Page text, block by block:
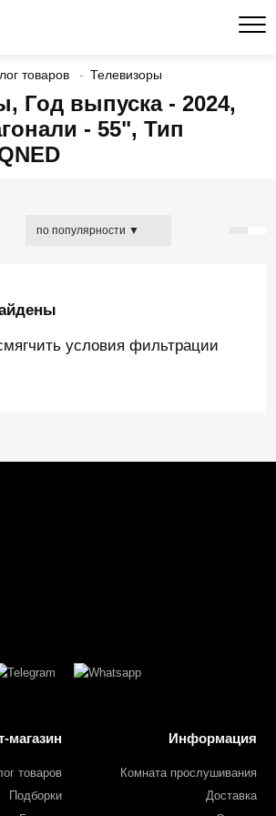
товаров Телевизоры
Год выпуска - 2024,
- 55", Тип
условия фильтрации
магазин
товаров
Подборки
Информация
Комната прослушивания
Доставка